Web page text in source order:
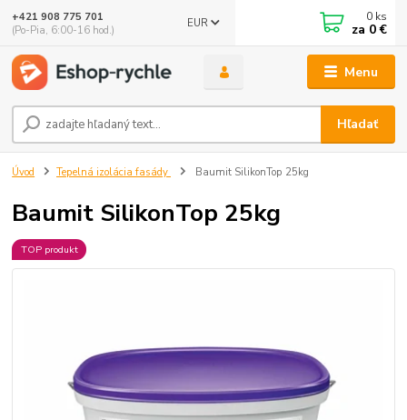
Menu
EUR
Hľadať
+421 908 775 701
(Po-Pia, 6:00-16 hod.)
0 ks
za 0 €
Úvod Tepelná izolácia fasády Baumit SilikonTop 25kg
Baumit SilikonTop 25kg
TOP produkt